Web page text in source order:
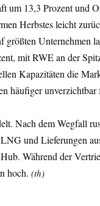
um 13,3 Prozent und
Herbstes leicht
Unternehmen
mit RWE an der
Kapazitäten die
häufiger unverzichtbar
Nach dem Wegfall
und Lieferungen
Während der
hoch. (th)